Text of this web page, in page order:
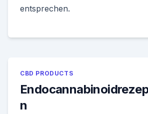
entsprechen.
CBD PRODUCTS
n